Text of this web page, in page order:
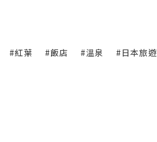
#紅葉 #飯店 #溫泉 #日本旅遊